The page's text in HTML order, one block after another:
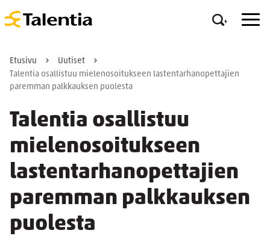
Etusivu
Uutiset
Talentia osallistuu mielenosoitukseen lastentarhanopettajien
paremman palkkauksen puolesta
Talentia osallistuu
mielenosoitukseen
lastentarhanopettajien
paremman palkkauksen
puolesta